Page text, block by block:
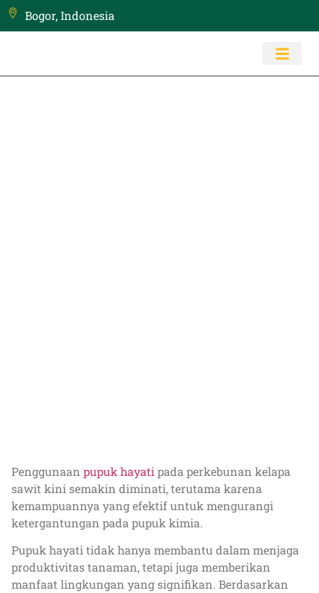
Bogor, Indonesia
Penggunaan pupuk hayati pada perkebunan kelapa
sawit kini semakin diminati, terutama karena
kemampuannya yang efektif untuk mengurangi
ketergantungan pada pupuk kimia.
Pupuk hayati tidak hanya membantu dalam menjaga
produktivitas tanaman, tetapi juga memberikan
manfaat lingkungan yang signifikan. Berdasarkan